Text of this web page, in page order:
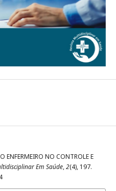
NO CONTROLE E
Em Saúde,2(4), 197.